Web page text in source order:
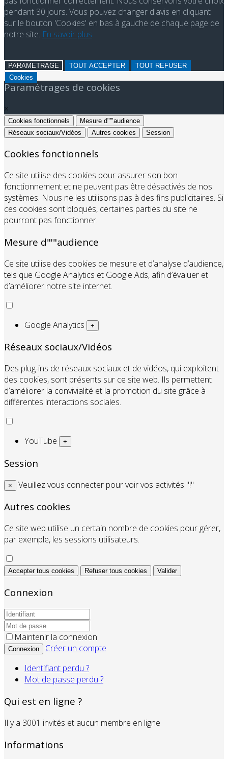
pendant 30 jours. Vous pouvez changer d'avis en cliquant
sur le bouton 'Cookies' en bas à gauche de chaque page de
notre site. En savoir plus
PARAMETRAGE TOUT ACCEPTER
TOUT REFUSER
Cookies
Paramétrages de cookies
×
Cookies fonctionnels
Mesure d"'"audience
Réseaux sociaux/Vidéos
Autres cookies Session
Cookies fonctionnels
Ce site utilise des cookies pour assurer son bon
fonctionnement et ne peuvent pas être désactivés de nos
systèmes. Nous ne les utilisons pas à des fins publicitaires. Si
ces cookies sont bloqués, certaines parties du site ne
pourront pas fonctionner.
Mesure d"'"audience
Ce site utilise des cookies de mesure et d’analyse d’audience,
tels que Google Analytics et Google Ads, afin d’évaluer et
d’améliorer notre site internet.
Google Analytics +
Réseaux sociaux/Vidéos
Des plug-ins de réseaux sociaux et de vidéos, qui exploitent
des cookies, sont présents sur ce site web. Ils permettent
d’améliorer la convivialité et la promotion du site grâce à
différentes interactions sociales.
YouTube +
Session
× Veuillez vous connecter pour voir vos activités "!"
Autres cookies
Ce site web utilise un certain nombre de cookies pour gérer,
par exemple, les sessions utilisateurs.
Accepter tous cookies Refuser tous cookies Valider
Connexion
Maintenir la connexion
Connexion
Créer un compte
Identifiant perdu ?
Mot de passe perdu ?
Qui est en ligne ?
Il y a 3001 invités et aucun membre en ligne
Informations